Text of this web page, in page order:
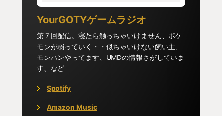
は逃げた。そして、何を思ったか隠しステージをプ
レイした。最初は順調だった隠しステージも『無名
の王』と出会った。そして負けた。負け続けてまた
逃げた。DLCも併せて購入していた私は、『アリア
ンデル絵画世界』に足を運んだ。そして、『王者の
墓守』を倒した私は「ここならいけるのでは？」と
少しの希望が生まれた。DARKSOUL３のDLCは３つ
あり、アリアンデル絵画世界はその１つ目だ。その
YourGOTYゲームラジオ
第７回配信。寝たら触っちゃいけません、ポケ
モンが弱っていく・・似ちゃいけない飼い主、
モンハンやってます、UMDの情報さがしていま
す、など
Spotify
Amazon Music